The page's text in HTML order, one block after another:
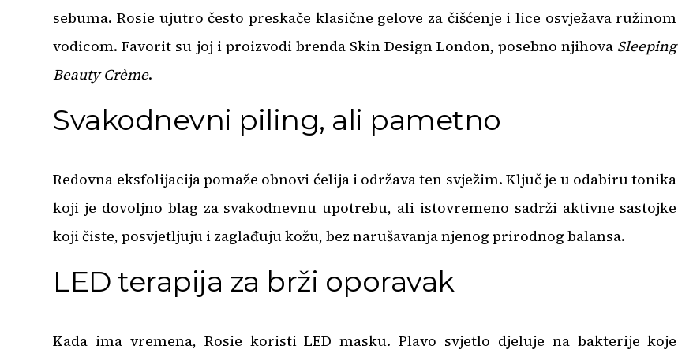
sebuma. Rosie ujutro često preskače klasične gelove za čišćenje i lice osvježava ružinom
vodicom. Favorit su joj i proizvodi brenda Skin Design London, posebno njihova Sleeping
Beauty Crème.
Svakodnevni piling, ali pametno
Redovna eksfolijacija pomaže obnovi ćelija i održava ten svježim. Ključ je u odabiru tonika
koji je dovoljno blag za svakodnevnu upotrebu, ali istovremeno sadrži aktivne sastojke
koji čiste, posvjetljuju i zaglađuju kožu, bez narušavanja njenog prirodnog balansa.
LED terapija za brži oporavak
Kada ima vremena, Rosie koristi LED masku. Plavo svjetlo djeluje na bakterije koje